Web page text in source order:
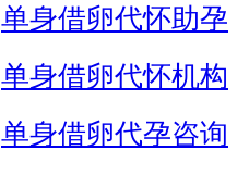
单身借卵代怀助孕
单身借卵代怀机构
单身借卵代孕咨询